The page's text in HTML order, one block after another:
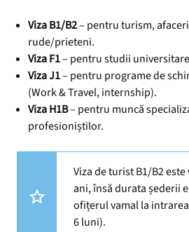
Viza B1/B2– pentru turism,
rude/prieteni.
Viza F1– pentru studii
Viza J1– pentru programe de
(Work & Travel, internship).
Viza H1B– pentru muncă
profesioniștilor.
Viza de turist B1/B2
ani, însă durata șederii
ofițerul vamal la
6 luni).